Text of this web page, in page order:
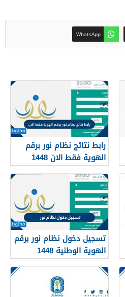
WhatsApp
رابط نتائج نظام نور برقم
الهوية فقط الان 1448
تسجيل دخول نظام نور برقم
الهوية الوطنية 1448